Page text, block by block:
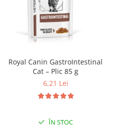
Royal Canin GastroIntestinal
Cat – Plic 85 g
6,21 Lei
ÎN STOC